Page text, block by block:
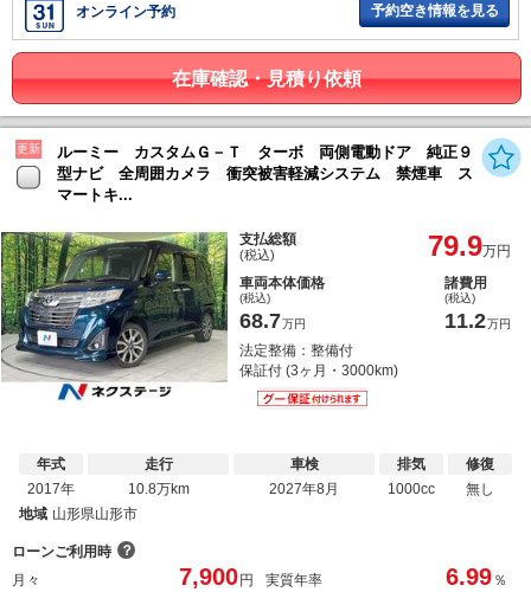
オンライン予約 予約空き情報を見る
在庫確認・見積り依頼
更新
ルーミー カスタムＧ－Ｔ ターボ 両側電動ドア 純正９
型ナビ 全周囲カメラ 衝突被害軽減システム 禁煙車 ス
マートキ...
支払総額
(税込) 79.9万円
車両本体価格
(税込)
68.7万円
諸費用
(税込)
11.2万円
法定整備：整備付
保証付 (3ヶ月・3000km)
年式
2017年
走行
10.8万km
車検
2027年8月
排気
1000cc
修復
無し
地域 山形県山形市
ローンご利用時 ？
月々
7,900 円 実質年率 6.99 ％